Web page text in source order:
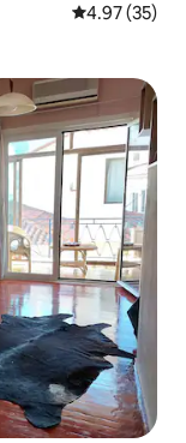
レビュー35
4.97 (35)